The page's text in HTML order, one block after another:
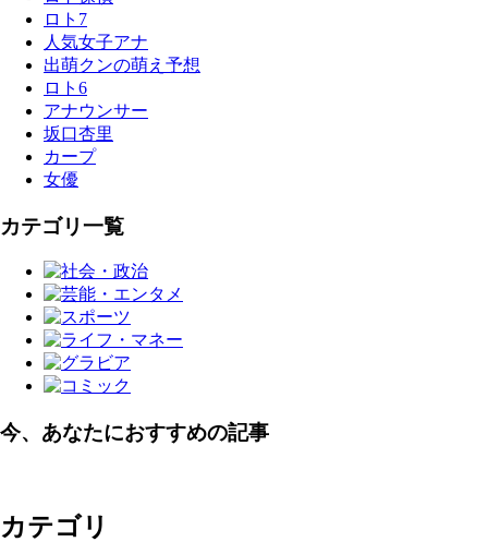
ロト7
人気女子アナ
出萌クンの萌え予想
ロト6
アナウンサー
坂口杏里
カープ
女優
カテゴリ一覧
今、あなたにおすすめの記事
カテゴリ